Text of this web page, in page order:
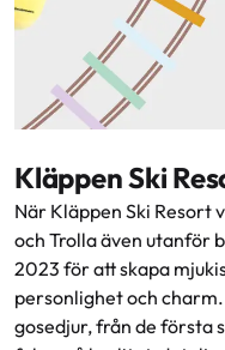
Kläppen Ski
När Kläppen Ski Resort
och Trolla även utanför
2023 för att skapa
personlighet och
gosedjur, från de första